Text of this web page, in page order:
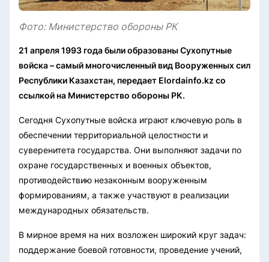
Фото: Министерство обороны РК
21 апреля 1993 года были образованы Сухопутные
войска – самый многочисленный вид Вооруженных сил
Республики Казахстан, передает Elordainfo.kz со
ссылкой на Министерство обороны РК.
Сегодня Сухопутные войска играют ключевую роль в
обеспечении территориальной целостности и
суверенитета государства. Они выполняют задачи по
охране государственных и военных объектов,
противодействию незаконным вооруженным
формированиям, а также участвуют в реализации
международных обязательств.
В мирное время на них возложен широкий круг задач:
поддержание боевой готовности, проведение учений,